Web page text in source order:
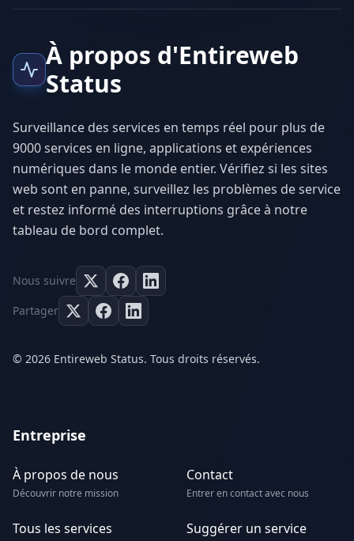
À propos d'Entireweb
Status
Surveillance des services en temps réel pour plus de
9000 services en ligne, applications et expériences
numériques dans le monde entier. Vérifiez si les sites
web sont en panne, surveillez les problèmes de service
et restez informé des interruptions grâce à notre
tableau de bord complet.
Nous suivre
Partager
© 2026 Entireweb Status. Tous droits réservés.
Entreprise
À propos de nous
Découvrir notre mission
Contact
Entrer en contact avec nous
Tous les services Suggérer un service